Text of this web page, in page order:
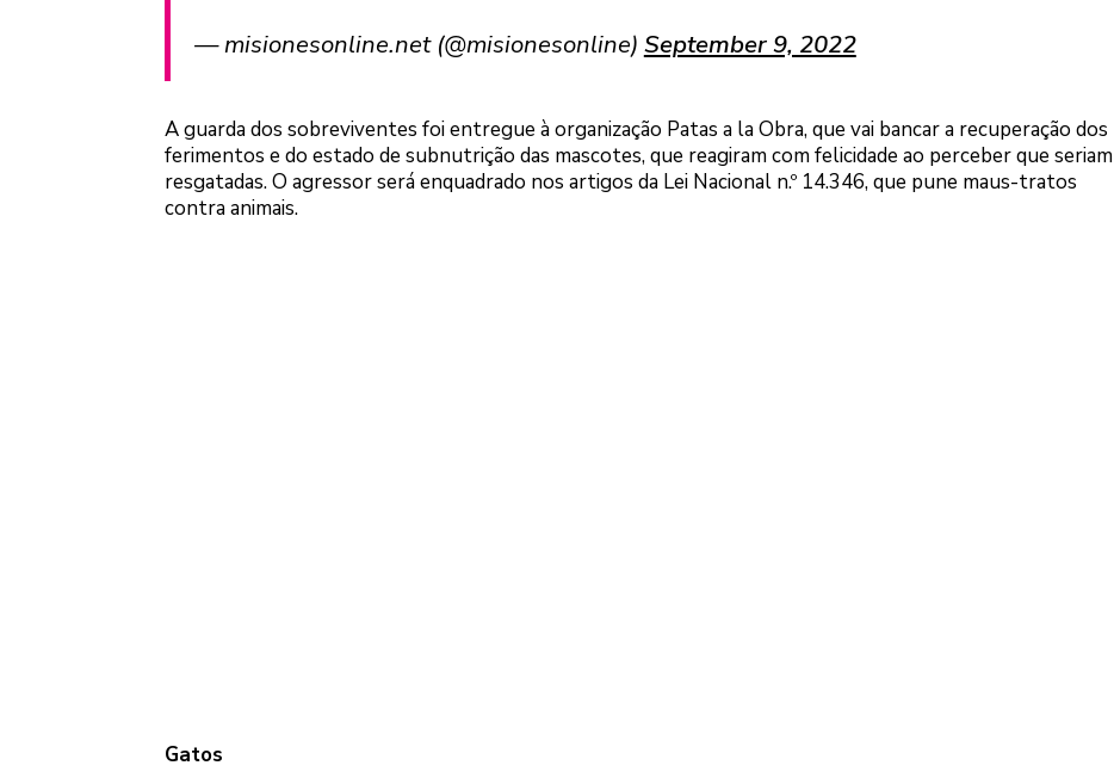
— misionesonline.net (@misionesonline) September 9, 2022
A guarda dos sobreviventes foi entregue à organização Patas a la Obra, que vai bancar a recuperação dos
ferimentos e do estado de subnutrição das mascotes, que reagiram com felicidade ao perceber que seriam
resgatadas. O agressor será enquadrado nos artigos da Lei Nacional n.º 14.346, que pune maus-tratos
contra animais.
Gatos